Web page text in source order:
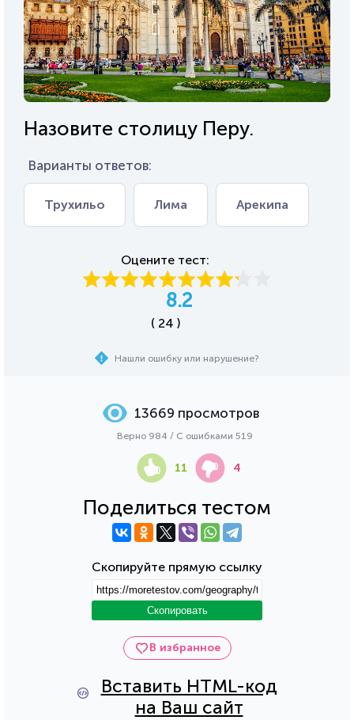
Назовите столицу Перу.
Варианты ответов:
Трухильо Лима Арекипа
Оцените тест:
8.2
( 24 )
Нашли ошибку или нарушение?
В избранное
Вставить HTML-код
на Ваш сайт
Поделиться тестом
Скопируйте прямую ссылку
Скопировать
13669 просмотров
Верно 984 / С ошибками 519
11 4